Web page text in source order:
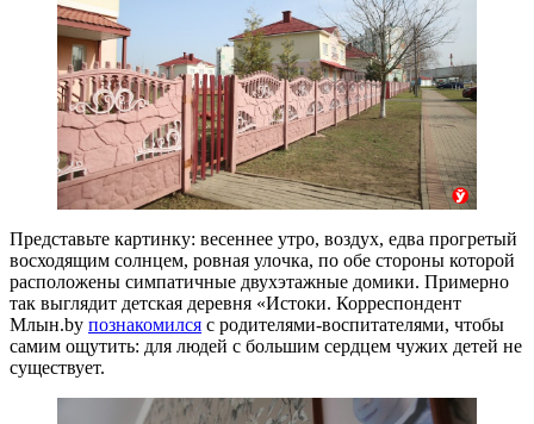
Представьте картинку: весеннее утро, воздух, едва прогретый
восходящим солнцем, ровная улочка, по обе стороны которой
расположены симпатичные двухэтажные домики. Примерно
так выглядит детская деревня «Истоки. Корреспондент
Млын.by познакомился с родителями-воспитателями, чтобы
самим ощутить: для людей с большим сердцем чужих детей не
существует.